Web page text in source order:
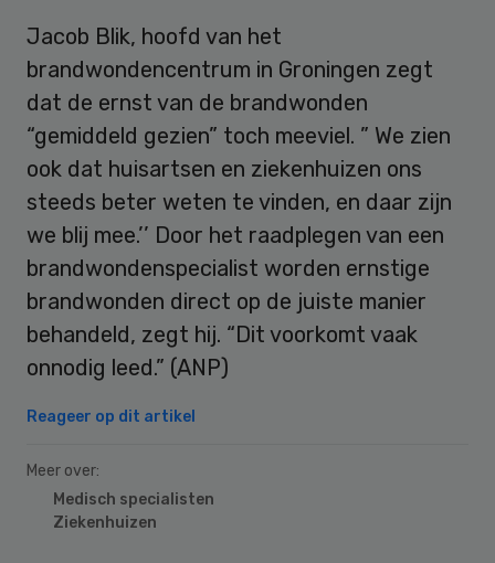
Jacob Blik, hoofd van het
brandwondencentrum in Groningen zegt
dat de ernst van de brandwonden
“gemiddeld gezien” toch meeviel. ” We zien
ook dat huisartsen en ziekenhuizen ons
steeds beter weten te vinden, en daar zijn
we blij mee.’’ Door het raadplegen van een
brandwondenspecialist worden ernstige
brandwonden direct op de juiste manier
behandeld, zegt hij. “Dit voorkomt vaak
onnodig leed.” (ANP)
Reageer op dit artikel
Meer over:
Medisch specialisten
Ziekenhuizen